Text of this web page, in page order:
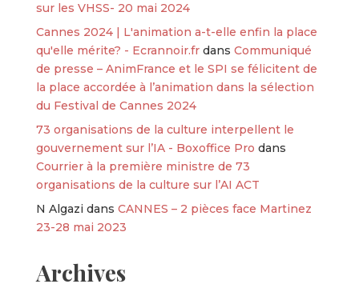
sur les VHSS- 20 mai 2024
Cannes 2024 | L'animation a-t-elle enfin la place
qu'elle mérite? - Ecrannoir.frdans Communiqué
de presse – AnimFrance et le SPI se félicitent de
la place accordée à l’animation dans la sélection
du Festival de Cannes 2024
73 organisations de la culture interpellent le
gouvernement sur l’IA - Boxoffice Pro dans
Courrier à la première ministre de 73
organisations de la culture sur l’AI ACT
N Algazi dans CANNES – 2 pièces face Martinez
23-28 mai 2023
Archives